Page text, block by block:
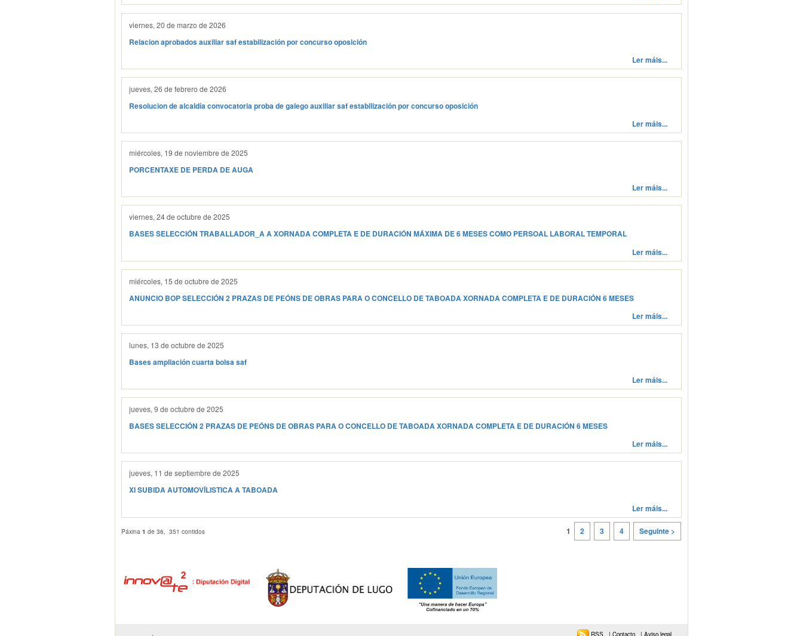
viernes, 20 de marzo de 2026
Relacion aprobados auxiliar saf estabilización por concurso oposición
Ler máis...
jueves, 26 de febrero de 2026
Resolucion de alcaldía convocatoria proba de galego auxiliar saf estabilización por concurso oposición
Ler máis...
miércoles, 19 de noviembre de 2025
PORCENTAXE DE PERDA DE AUGA
Ler máis...
viernes, 24 de octubre de 2025
BASES SELECCIÓN TRABALLADOR_A A XORNADA COMPLETA E DE DURACIÓN MÁXIMA DE 6 MESES COMO PERSOAL LABORAL TEMPORAL
Ler máis...
miércoles, 15 de octubre de 2025
ANUNCIO BOP SELECCIÓN 2 PRAZAS DE PEÓNS DE OBRAS PARA O CONCELLO DE TABOADA XORNADA COMPLETA E DE DURACIÓN 6 MESES
Ler máis...
lunes, 13 de octubre de 2025
Bases ampliación cuarta bolsa saf
Ler máis...
jueves, 9 de octubre de 2025
BASES SELECCIÓN 2 PRAZAS DE PEÓNS DE OBRAS PARA O CONCELLO DE TABOADA XORNADA COMPLETA E DE DURACIÓN 6 MESES
Ler máis...
jueves, 11 de septiembre de 2025
XI SUBIDA AUTOMOVÍLISTICA A TABOADA
Ler máis...
Páxina 1 de 36, 351 contidos 1 2 3 4 Seguinte >
RSS |Contacto |Aviso legal